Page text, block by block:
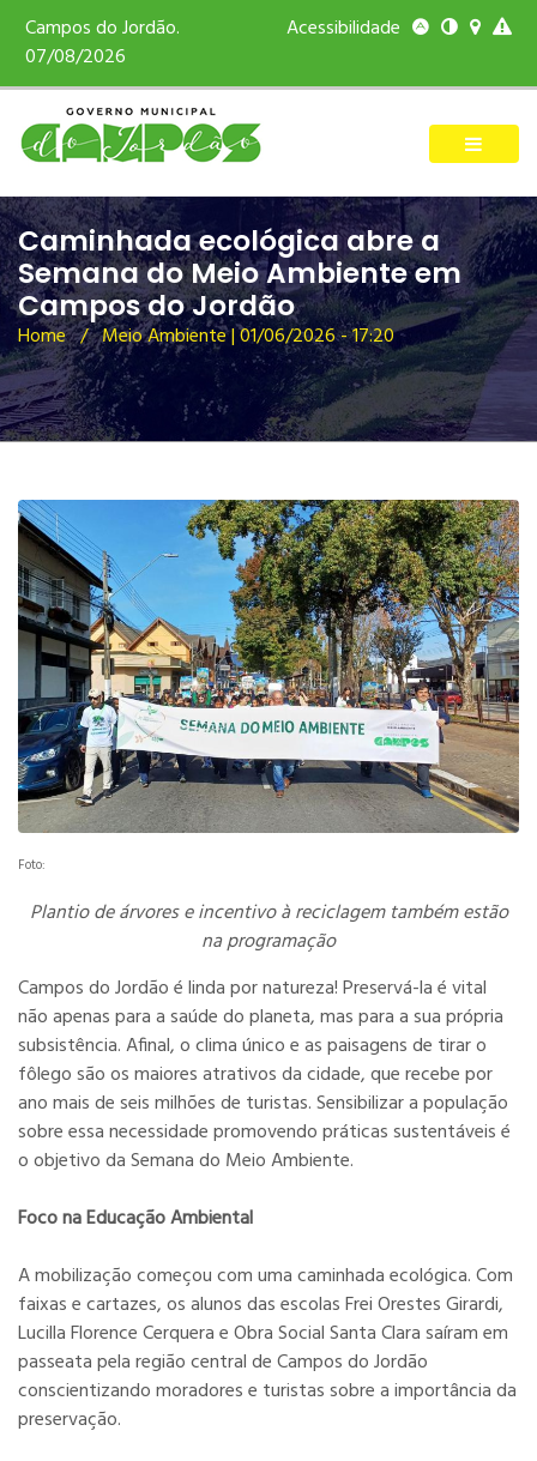
Campos do Jordão.
07/08/2026
Acessibilidade
Caminhada ecológica abre a
Semana do Meio Ambiente em
Campos do Jordão
Home/ Meio Ambiente | 01/06/2026 - 17:20
Foto:
Plantio de árvores e incentivo à reciclagem também estão
na programação
Campos do Jordão é linda por natureza! Preservá-la é vital
não apenas para a saúde do planeta, mas para a sua própria
subsistência. Afinal, o clima único e as paisagens de tirar o
fôlego são os maiores atrativos da cidade, que recebe por
ano mais de seis milhões de turistas. Sensibilizar a população
sobre essa necessidade promovendo práticas sustentáveis é
o objetivo da Semana do Meio Ambiente.
Foco na Educação Ambiental
A mobilização começou com uma caminhada ecológica. Com
faixas e cartazes, os alunos das escolas Frei Orestes Girardi,
Lucilla Florence Cerquera e Obra Social Santa Clara saíram em
passeata pela região central de Campos do Jordão
conscientizando moradores e turistas sobre a importância da
preservação.